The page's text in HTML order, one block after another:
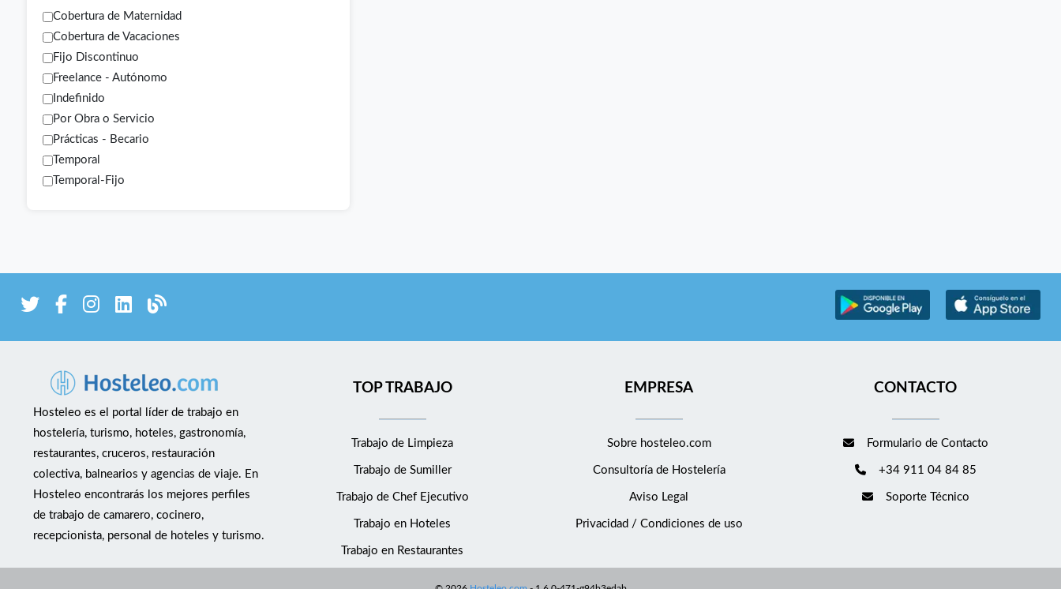
Cobertura de Maternidad
Cobertura de Vacaciones
Fijo Discontinuo
Freelance - Autónomo
Indefinido
Por Obra o Servicio
Prácticas - Becario
Temporal
Temporal-Fijo
Hosteleo es el portal líder de trabajo en
hostelería, turismo, hoteles, gastronomía,
restaurantes, cruceros, restauración
colectiva, balnearios y agencias de viaje. En
Hosteleo encontrarás los mejores perfiles
de trabajo de camarero, cocinero,
recepcionista, personal de hoteles y turismo.
TOP TRABAJO
Trabajo de Limpieza
Trabajo de Sumiller
Trabajo de Chef Ejecutivo
Trabajo en Hoteles
Trabajo en Restaurantes
EMPRESA
Sobre hosteleo.com
Consultoría de Hostelería
Aviso Legal
Privacidad / Condiciones de uso
CONTACTO
Formulario de Contacto
+34 911 04 84 85
Soporte Técnico